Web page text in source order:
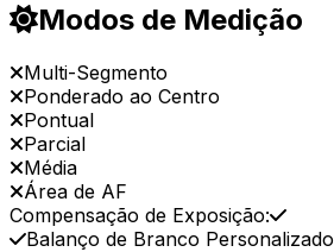
Modos de Medição
Multi-Segmento
Ponderado ao Centro
Pontual
Parcial
Média
Área de AF
Compensação de Exposição:
Balanço de Branco Personalizado